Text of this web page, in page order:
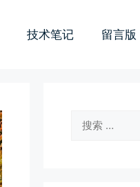
技术笔记 留言版
索：